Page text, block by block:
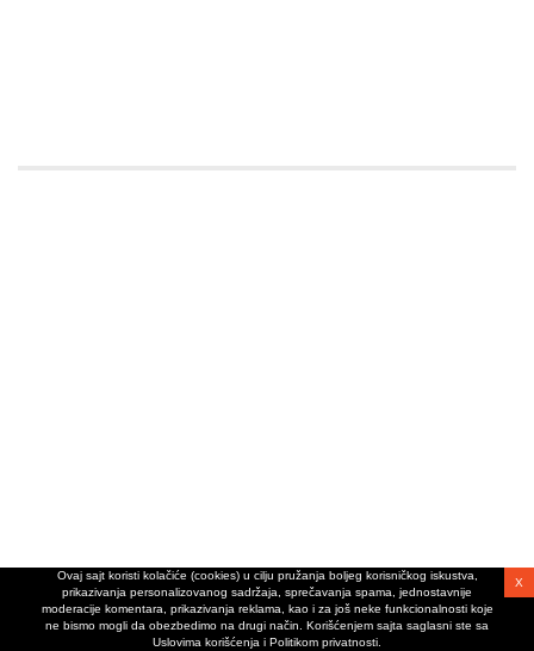
Ovaj sajt koristi kolačiće (cookies) u cilju pružanja boljeg korisničkog iskustva,
prikazivanja personalizovanog sadržaja, sprečavanja spama, jednostavnije
moderacije komentara, prikazivanja reklama, kao i za još neke funkcionalnosti koje
ne bismo mogli da obezbedimo na drugi način. Korišćenjem sajta saglasni ste sa
Uslovima korišćenja i Politikom privatnosti.
X